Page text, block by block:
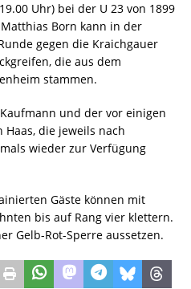
Uhr) bei der U 23 von 1899
Born kann in der
gegen die Kraichgauer
die aus dem
stammen.
und der vor einigen
die jeweils nach
wieder zur Verfügung
Gäste können mit
bis auf Rang vier klettern.
Gelb-Rot-Sperre aussetzen.